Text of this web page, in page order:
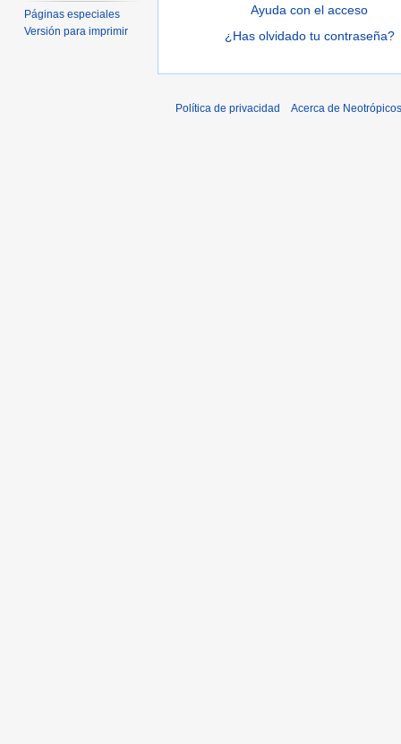
Ayuda con el acceso
¿Has olvidado tu contraseña?
Páginas especiales
Versión para imprimir
Política de privacidad Acerca de Neotrópicos